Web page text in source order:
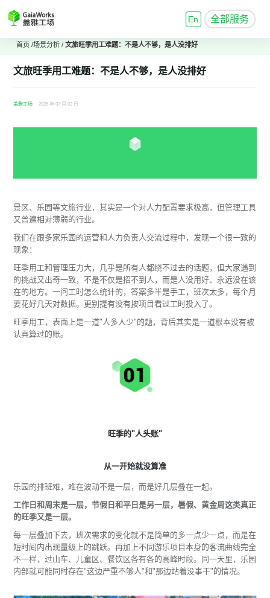
En 全部服务
首页 /场景分析 /文旅旺季用工难题：不是人不够，是人没排好
文旅旺季用工难题：不是人不够，是人没排好
盖雅工场 2026 年 07 月 03 日
景区、乐园等文旅行业，其实是一个对人力配置要求极高，但管理工具
又普遍相对薄弱的行业。
我们在跟多家乐园的运营和人力负责人交流过程中，发现一个很一致的
现象：
旺季用工和管理压力大，几乎是所有人都绕不过去的话题，但大家遇到
的挑战又出奇一致，不是不仅是招不到人，而是人没用好、永远没在该
在的地方。一问工时怎么统计的，答案多半是手工，班次太多，每个月
要花好几天对数据。更别提有没有按项目看过工时投入了。
旺季用工，表面上是一道"人多人少"的题，背后其实是一道根本没有被
认真算过的账。
旺季的"人头账"
从一开始就没算准
乐园的排班难，难在波动不是一层，而是好几层叠在一起。
工作日和周末是一层，节假日和平日是另一层，暑假、黄金周这类真正
的旺季又是一层。
每一层叠加下去，班次需求的变化就不是简单的多一点少一点，而是在
短时间内出现量级上的跳跃。再加上不同游乐项目本身的客流曲线完全
不一样，过山车、儿童区、餐饮区各有各的高峰时段。同一天里，乐园
内部就可能同时存在"这边严重不够人"和"那边站着没事干"的情况。